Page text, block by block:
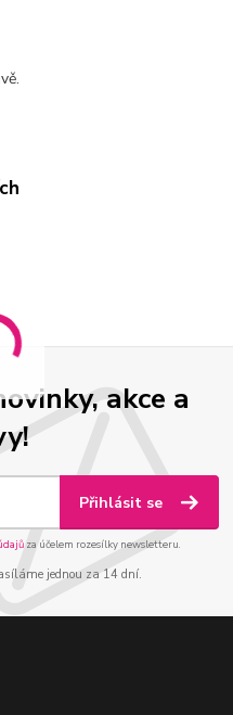
akce a
Přihlásit se
za účelem rozesílky newsletteru.
jednou za 14 dní.